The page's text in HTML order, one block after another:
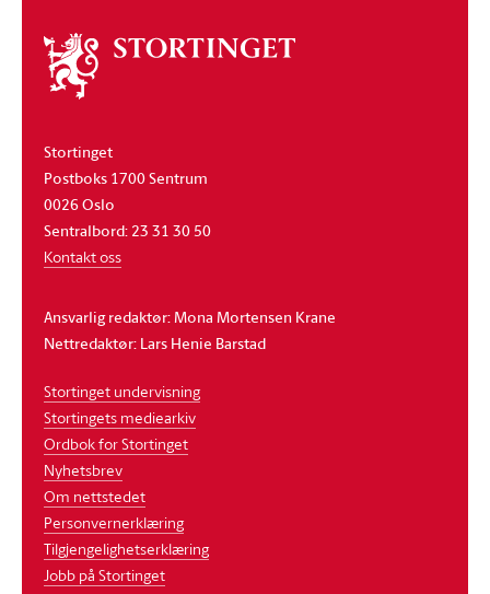
Om
stortinget
Stortinget
Postboks 1700 Sentrum
0026 Oslo
Sentralbord: 23 31 30 50
Kontakt oss
Ansvarlig redaktør: Mona Mortensen Krane
Nettredaktør: Lars Henie Barstad
Stortinget undervisning
Stortingets mediearkiv
Ordbok for Stortinget
Nyhetsbrev
Om nettstedet
Personvernerklæring
Tilgjengelighetserklæring
Jobb på Stortinget